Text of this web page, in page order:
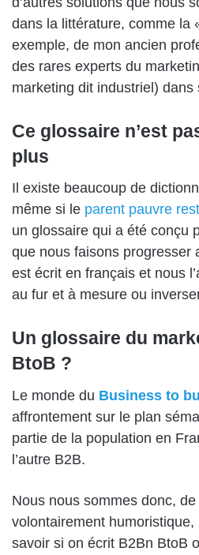
dans la littérature, comme la
exemple, de mon ancien
des rares experts du
marketing dit industriel) dans
Ce glossaire n’est
plus
Il existe beaucoup de
même si le parent pauvre
un glossaire qui a été conçu
que nous faisons progresser
est écrit en français et nous
au fur et à mesure ou
Un glossaire du
BtoB ?
Le monde du Business to
affrontement sur le plan
partie de la population en
l’autre B2B.
Nous nous sommes donc,
volontairement
savoir si on écrit B2Bn BtoB